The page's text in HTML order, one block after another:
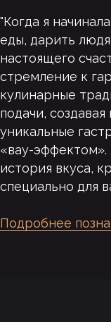
"Когда я
еды, дарить
настоящего
стремление к
кулинарные
подачи,
уникальные
«вау-
история вкуса,
специально для
Подробнее
С 2016
на рынке, члены